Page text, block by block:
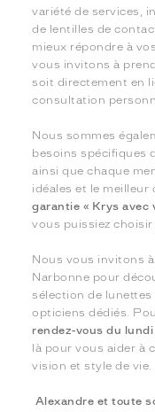
variété de services,
de lentilles de
mieux répondre à
vous invitons à
soit directement en
consultation
Nous sommes
besoins spécifiques
ainsi que chaque
idéales et le meilleur
garantie « Krys avec
vous puissiez
Nous vous invitons
Narbonne pour
sélection de
opticiens dédiés.
rendez-vous du
là pour vous aider à
vision et style de vie.
Alexandre et toute